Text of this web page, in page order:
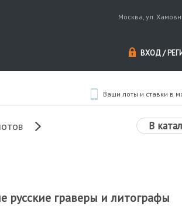
Москва, ул.
ВХОД /
Ваши лоты и ставки в
В
русские граверы и литографы